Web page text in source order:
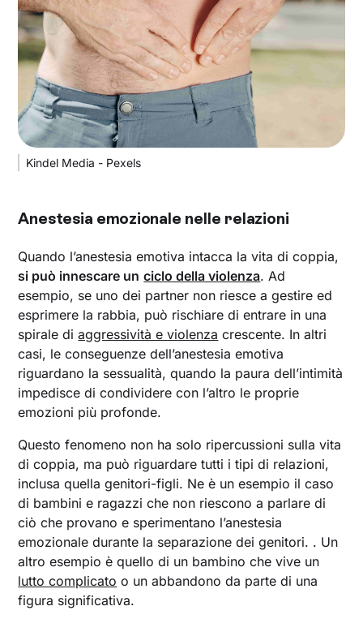
Kindel Media - Pexels
Anestesia emozionale nelle relazioni
Quando l’anestesia emotiva intacca la vita di coppia,
si può innescare un ciclo della violenza. Ad
esempio, se uno dei partner non riesce a gestire ed
esprimere la rabbia, può rischiare di entrare in una
spirale diaggressività e violenza crescente. In altri
casi, le conseguenze dell’anestesia emotiva
riguardano la sessualità, quando la paura dell’intimità
impedisce di condividere con l’altro le proprie
emozioni più profonde.
Questo fenomeno non ha solo ripercussioni sulla vita
di coppia, ma può riguardare tutti i tipi di relazioni,
inclusa quella genitori-figli. Ne è un esempio il caso
di bambini e ragazzi che non riescono a parlare di
ciò che provano e sperimentano l’anestesia
emozionale durante la separazione dei genitori. . Un
altro esempio è quello di un bambino che vive un
lutto complicato o un abbandono da parte di una
figura significativa.